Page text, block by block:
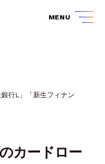
MENU
行L」「新生フィナン
カードロー